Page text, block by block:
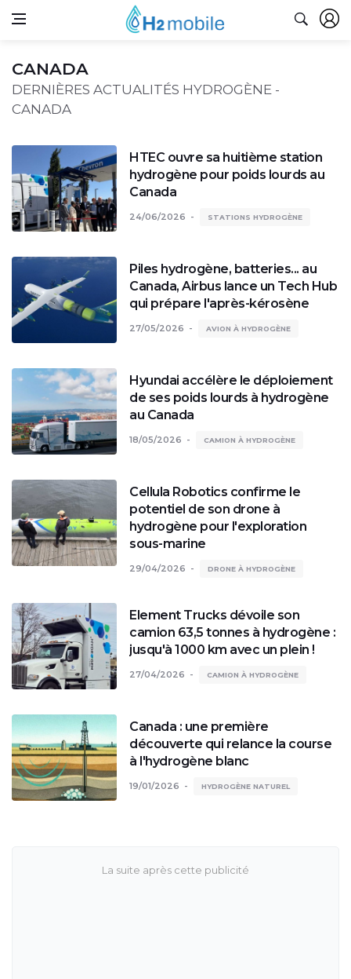
CANADA
DERNIÈRES ACTUALITÉS HYDROGÈNE -
CANADA
HTEC ouvre sa huitième station
hydrogène pour poids lourds au
Canada
24/06/2026 STATIONS HYDROGÈNE
Piles hydrogène, batteries... au
Canada, Airbus lance un Tech Hub
qui prépare l'après-kérosène
27/05/2026 AVION À HYDROGÈNE
Hyundai accélère le déploiement
de ses poids lourds à hydrogène
au Canada
18/05/2026 CAMION À HYDROGÈNE
Cellula Robotics confirme le
potentiel de son drone à
hydrogène pour l'exploration
sous-marine
29/04/2026 DRONE À HYDROGÈNE
Element Trucks dévoile son
camion 63,5 tonnes à hydrogène :
jusqu'à 1000 km avec un plein !
27/04/2026 CAMION À HYDROGÈNE
Canada : une première
découverte qui relance la course
à l'hydrogène blanc
19/01/2026 HYDROGÈNE NATUREL